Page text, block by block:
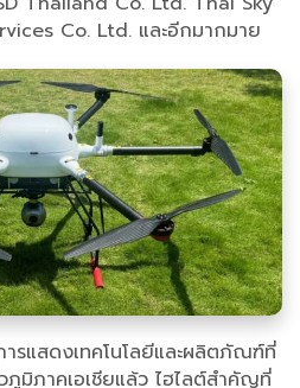
Co. Ltd. และอีกมากมาย
รแสดงเทคโนโลยีและผลิตภัณฑ์ที่
ภูมิภาคเอเชียแล้ว ไฮไลต์สำคัญที่